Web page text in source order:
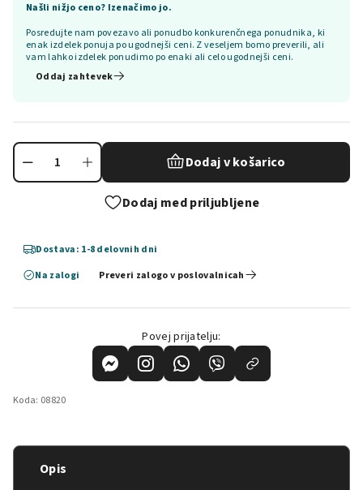
Našli nižjo ceno? Izenačimo jo.
Posredujte nam povezavo ali ponudbo konkurenčnega ponudnika, ki
enak izdelek ponuja po ugodnejši ceni. Z veseljem bomo preverili, ali
vam lahko izdelek ponudimo po enaki ali celo ugodnejši ceni.
Oddaj zahtevek
Dodaj v košarico
Dodaj med priljubljene
Dostava: 1-8 delovnih dni
Na zalogi
Preveri zalogo v poslovalnicah
Povej prijatelju:
Koda: 08820
Opis